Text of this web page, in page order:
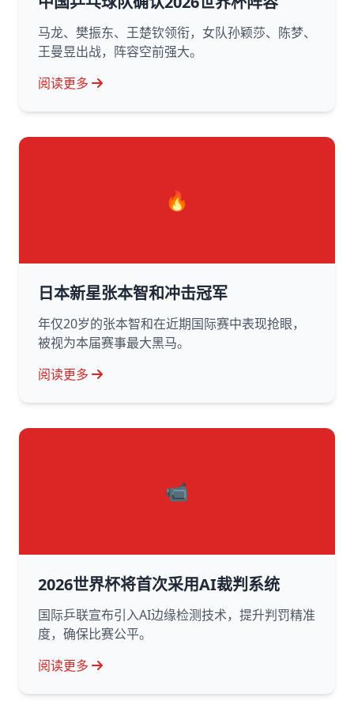
马龙、樊振东、王楚钦领衔，女队孙颖莎、陈梦、
王曼昱出战，阵容空前强大。
阅读更多
🔥
日本新星张本智和冲击冠军
年仅20岁的张本智和在近期国际赛中表现抢眼，
被视为本届赛事最大黑马。
阅读更多
📹
2026世界杯将首次采用AI裁判系统
国际乒联宣布引入AI边缘检测技术，提升判罚精准
度，确保比赛公平。
阅读更多